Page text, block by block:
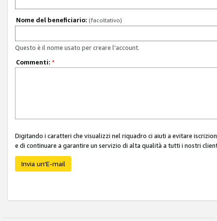
Nome del beneficiario: (facoltativo)
Questo è il nome usato per creare l'account.
Commenti: *
Digitando i caratteri che visualizzi nel riquadro ci aiuti a evitare
e di continuare a garantire un servizio di alta qualità a tutti i nostri
Invia un'E-mail